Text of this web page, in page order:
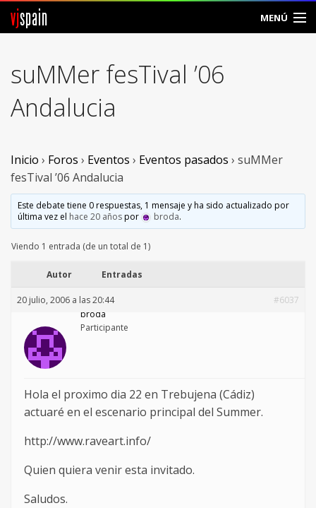
vjspain MENÚ
Foros
Noticias
Vjspain
Ayuda
Contacto
Entrar
suMMer fesTival ’06
Andalucia
Inicio › Foros › Eventos › Eventos pasados › suMMer
fesTival ’06 Andalucia
Este debate tiene 0 respuestas, 1 mensaje y ha sido actualizado por
última vez el hace 20 añospor broda.
Viendo 1 entrada (de un total de 1)
Autor Entradas
20 julio, 2006 a las 20:44
#6037
broda
Participante
Hola el proximo dia 22 en Trebujena (Cádiz)
actuaré en el escenario principal del Summer.
http://www.raveart.info/
Quien quiera venir esta invitado.
Saludos.